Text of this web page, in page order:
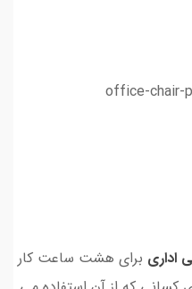
اداری برای هشت ساعت کار